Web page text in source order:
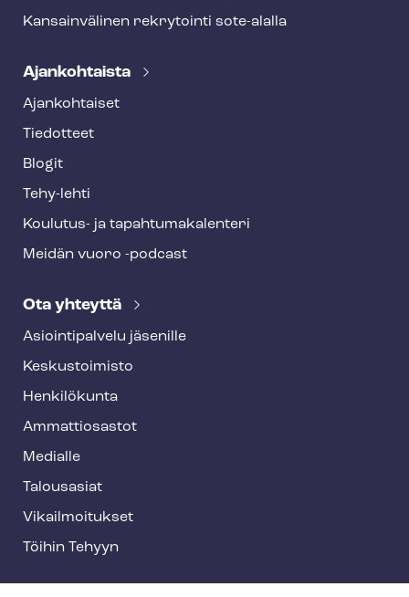
Kansainvälinen rekrytointi sote-alalla
Ajankohtaista
Ajankohtaiset
Tiedotteet
Blogit
Tehy-lehti
Koulutus- ja ta­pah­tu­ma­ka­len­te­ri
Meidän vuoro -podcast
Ota yhteyttä
Asioin­ti­pal­ve­lu jäsenille
Keskustoimisto
Henkilökunta
Ammattiosastot
Medialle
Talousasiat
Vi­kail­moi­tuk­set
Töihin Tehyyn